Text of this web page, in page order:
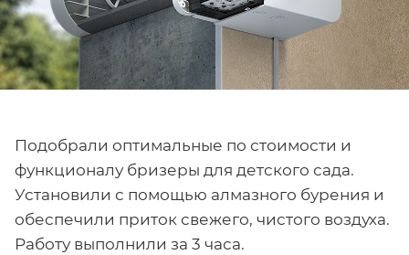
Подобрали оптимальные по стоимости и
функционалу бризеры для детского сада.
Установили с помощью алмазного бурения и
обеспечили приток свежего, чистого воздуха.
Работу выполнили за 3 часа.